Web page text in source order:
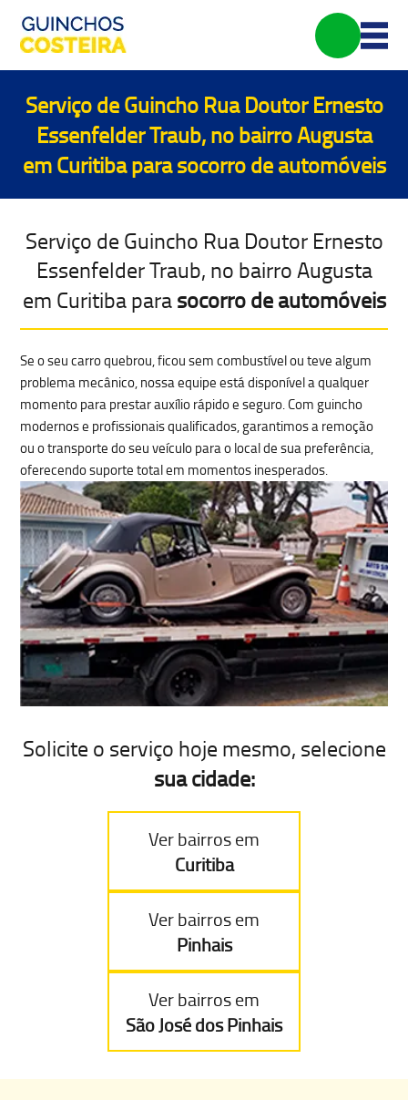
Serviço de Guincho Rua Doutor Ernesto
Essenfelder Traub, no bairro Augusta
em Curitiba parasocorro de automóveis
Serviço de Guincho Rua Doutor Ernesto
Essenfelder Traub, no bairro Augusta
em Curitiba parasocorro de automóveis
Se o seu carro quebrou, ficou sem combustível ou teve algum
problema mecânico, nossa equipe está disponível a qualquer
momento para prestar auxílio rápido e seguro. Comguincho
modernose profissionais qualificados, garantimos a remoção
ou o transporte do seu veículo para o local de sua preferência,
oferecendo suporte total em momentos inesperados.
Solicite o serviço hoje mesmo, selecione
sua cidade:
Ver bairros em
Curitiba
Ver bairros em
Pinhais
Ver bairros em
São José dos Pinhais